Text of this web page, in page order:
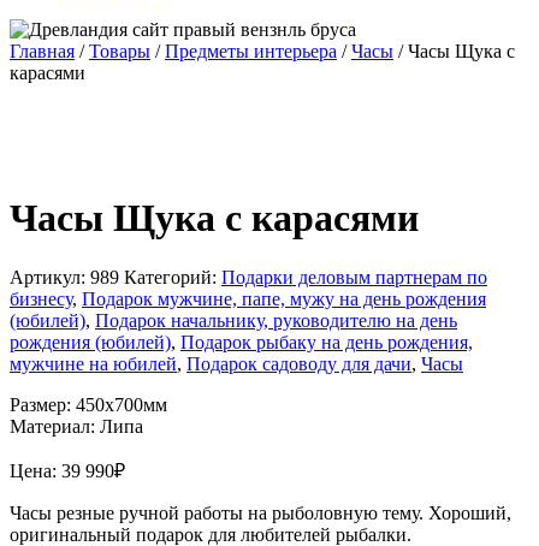
Главная /Товары /Предметы интерьера /Часы /Часы Щука с
карасями
Часы Щука с карасями
Артикул: 989 Категорий: Подарки деловым партнерам по
бизнесу, Подарок мужчине, папе, мужу на день рождения
(юбилей), Подарок начальнику, руководителю на день
рождения (юбилей), Подарок рыбаку на день рождения,
мужчине на юбилей, Подарок садоводу для дачи, Часы
Размер: 450х700мм
Материал: Липа
Цена: 39 990₽
Часы резные ручной работы на рыболовную тему. Хороший,
оригинальный подарок для любителей рыбалки.